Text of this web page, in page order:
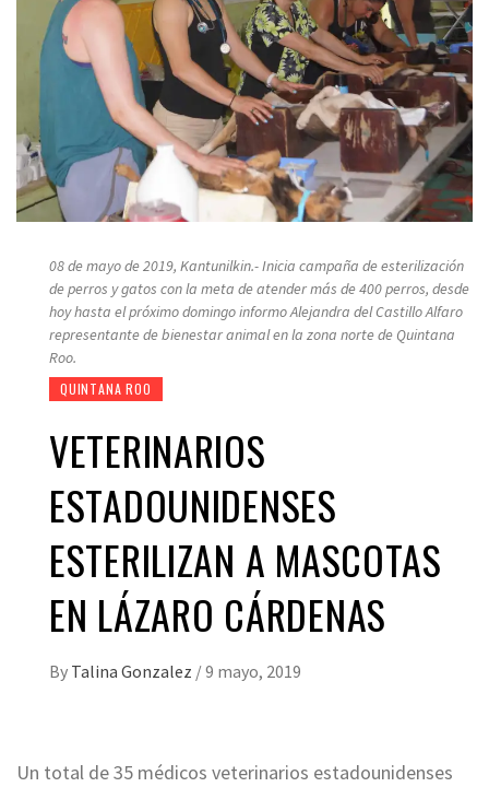
08 de mayo de 2019, Kantunilkin.- Inicia campaña de esterilización
de perros y gatos con la meta de atender más de 400 perros, desde
hoy hasta el próximo domingo informo Alejandra del Castillo Alfaro
representante de bienestar animal en la zona norte de Quintana
Roo.
QUINTANA ROO
VETERINARIOS
ESTADOUNIDENSES
ESTERILIZAN A MASCOTAS
EN LÁZARO CÁRDENAS
By Talina Gonzalez /9 mayo, 2019
Un total de 35 médicos veterinarios estadounidenses